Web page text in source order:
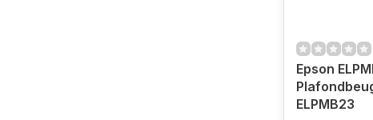
Epson
ELPMB23